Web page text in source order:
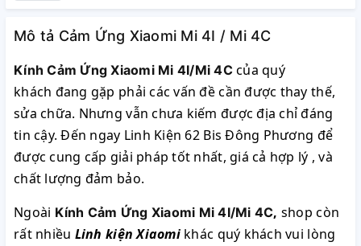
Mô tả Cảm Ứng Xiaomi Mi 4I / Mi 4C
Kính Cảm Ứng Xiaomi Mi 4I/Mi 4C của quý
khách đang gặp phải các vấn đề cần được thay thế,
sửa chữa. Nhưng vẫn chưa kiếm được địa chỉ đáng
tin cậy. Đến ngay Linh Kiện 62 Bis Đông Phương để
được cung cấp giải pháp tốt nhất, giá cả hợp lý , và
chất lượng đảm bảo.
Ngoài Kính Cảm Ứng Xiaomi Mi 4I/Mi 4C, shop còn
rất nhiều Linh kiện Xiaomikhác quý khách vui lòng